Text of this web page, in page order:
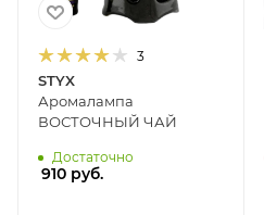
3
STYX
Аромалампа
ВОСТОЧНЫЙ ЧАЙ
Достаточно
910 руб.